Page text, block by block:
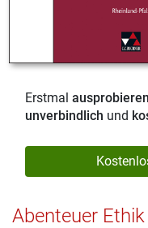
Erstmal ausprobieren
unverbindlich und
Abenteuer